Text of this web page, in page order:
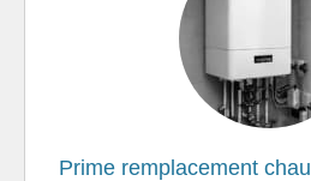
Prime remplacement